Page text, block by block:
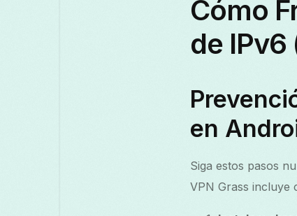
Cómo
de IPv6
en
Siga estos pasos
VPN Grass incluye